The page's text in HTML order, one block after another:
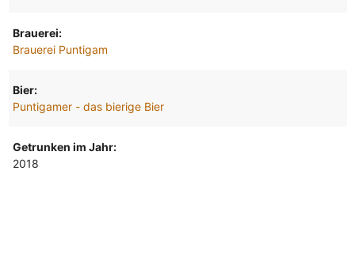
Brauerei:
Brauerei Puntigam
Bier:
Puntigamer - das bierige Bier
Getrunken im Jahr:
2018